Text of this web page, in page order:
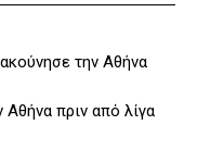
πριν από λίγα